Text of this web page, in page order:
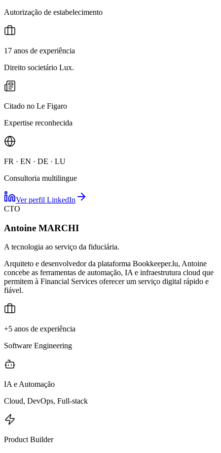
Autorização de estabelecimento
17 anos de experiência
Direito societário Lux.
Citado no Le Figaro
Expertise reconhecida
FR · EN · DE · LU
Consultoria multilingue
Ver perfil LinkedIn
CTO
Antoine MARCHI
A tecnologia ao serviço da fiduciária.
Arquiteto e desenvolvedor da plataforma Bookkeeper.lu, Antoine
concebe as ferramentas de automação, IA e infraestrutura cloud que
permitem à Financial Services oferecer um serviço digital rápido e
fiável.
+5 anos de experiência
Software Engineering
IA e Automação
Cloud, DevOps, Full-stack
Product Builder